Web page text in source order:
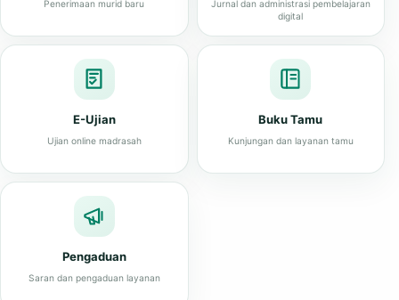
PMB
Penerimaan murid baru
NOTESMART
Jurnal dan administrasi pembelajaran
digital
E-Ujian
Ujian online madrasah